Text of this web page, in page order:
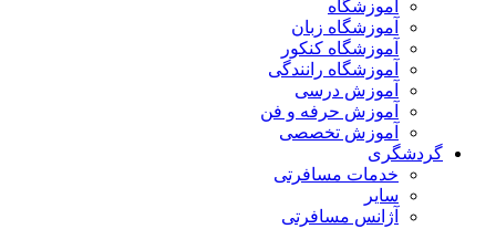
آموزشگاه
آموزشگاه زبان
آموزشگاه کنکور
آموزشگاه رانندگی
آموزش درسی
آموزش حرفه و فن
آموزش تخصصی
گردشگری
خدمات مسافرتی
سایر
آژانس مسافرتی